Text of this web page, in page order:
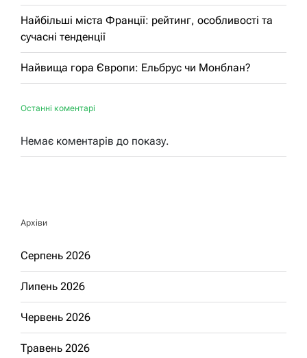
Найбільші міста Франції: рейтинг, особливості та
сучасні тенденції
Найвища гора Європи: Ельбрус чи Монблан?
Останні коментарі
Немає коментарів до показу.
Архіви
Серпень 2026
Липень 2026
Червень 2026
Травень 2026